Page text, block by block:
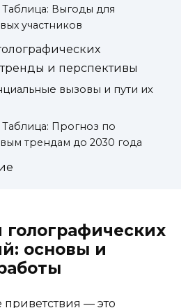
Таблица: Выгоды для
участников
и перспективы
вызовы и пути их
Таблица: Прогноз по
трендам до 2030 года
голографических
основы и
приветствия — это